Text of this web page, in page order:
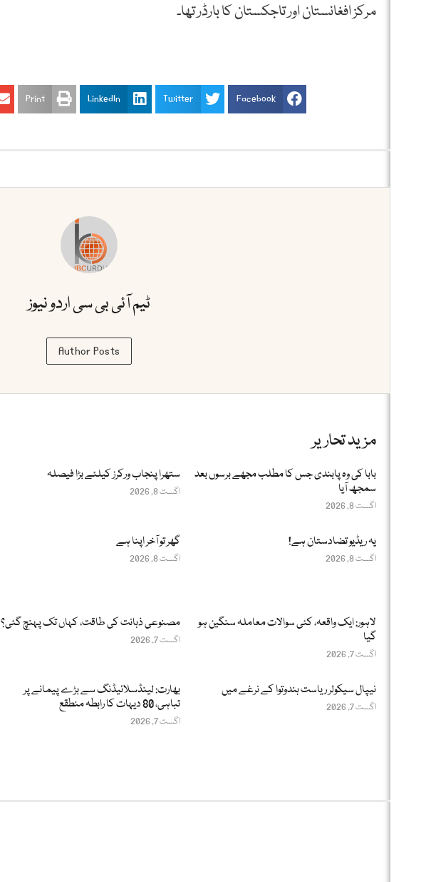
مرکز افغانستان اور تاجکستان کا بارڈر تھا۔
Facebook
Twitter
LinkedIn
Print
ٹیم آئی بی سی اردو نیوز
Author Posts
مزید تحاریر
بابا کی وہ پابندی جس کا مطلب مجھے برسوں بعد
سمجھ آیا
اگست 8, 2026
ستھرا پنجاب ورکرز کیلئے بڑا فیصلہ
اگست 8, 2026
یہ ریڈیو تضادستان ہے!
اگست 8, 2026
گھر تو آخر اپنا ہے
اگست 8, 2026
لاہور: ایک واقعہ، کئی سوالات معاملہ سنگین ہو
گیا
اگست 7, 2026
مصنوعی ذہانت کی طاقت، کہاں تک پہنچ گئی؟
اگست 7, 2026
نیپال سیکولر ریاست ہندوتوا کے نرغے میں
اگست 7, 2026
بھارت: لینڈسلائیڈنگ سے بڑے پیمانے پر
تباہی، 80 دیہات کا رابطہ منطقع
اگست 7, 2026